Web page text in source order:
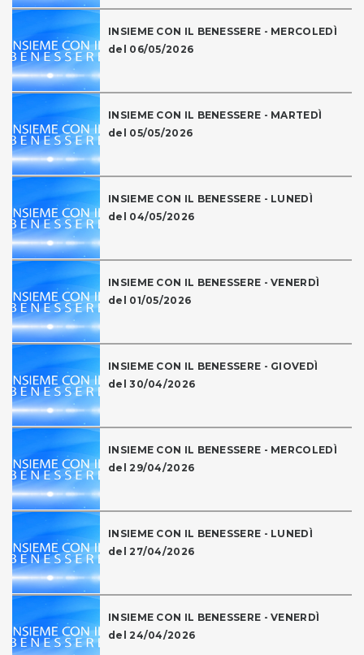
INSIEME CON IL BENESSERE - MERCOLEDÌ
del 06/05/2026
INSIEME CON IL BENESSERE - MARTEDÌ
del 05/05/2026
INSIEME CON IL BENESSERE - LUNEDÌ
del 04/05/2026
INSIEME CON IL BENESSERE - VENERDÌ
del 01/05/2026
INSIEME CON IL BENESSERE - GIOVEDÌ
del 30/04/2026
INSIEME CON IL BENESSERE - MERCOLEDÌ
del 29/04/2026
INSIEME CON IL BENESSERE - LUNEDÌ
del 27/04/2026
INSIEME CON IL BENESSERE - VENERDÌ
del 24/04/2026